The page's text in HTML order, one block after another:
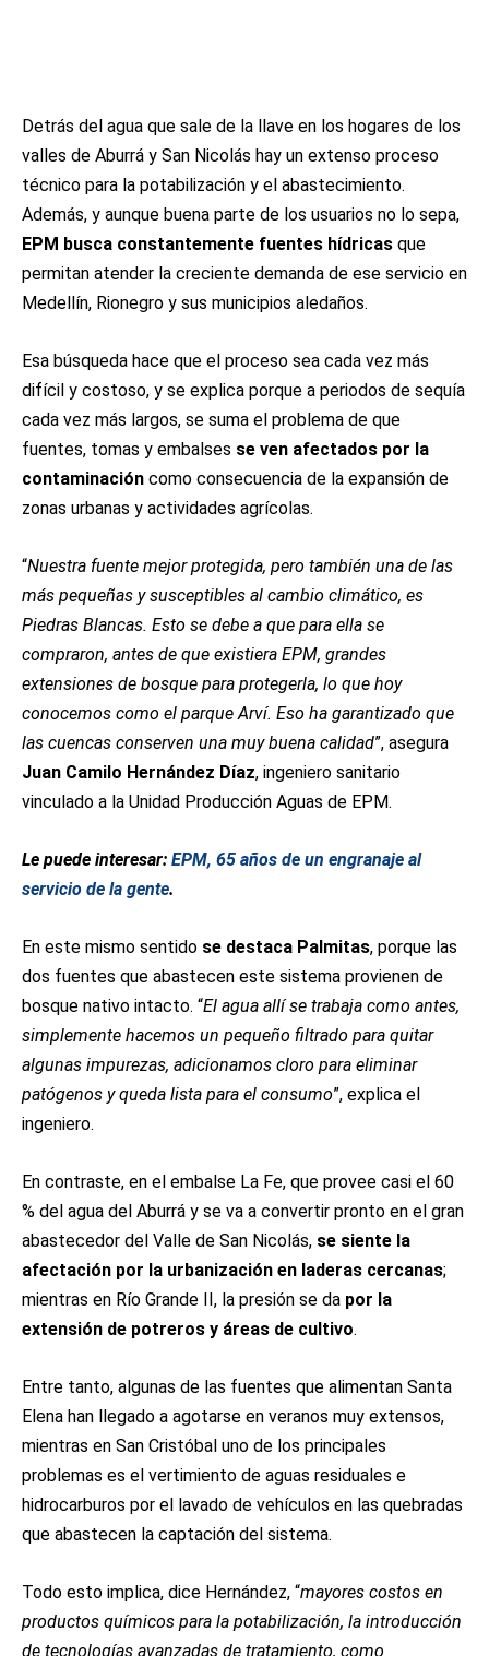
Detrás del agua que sale de la llave en los hogares de los
valles de Aburrá y San Nicolás hay un extenso proceso
técnico para la potabilización y el abastecimiento.
Además, y aunque buena parte de los usuarios no lo sepa,
EPM busca constantemente fuentes hídricas que
permitan atender la creciente demanda de ese servicio en
Medellín, Rionegro y sus municipios aledaños.
Esa búsqueda hace que el proceso sea cada vez más
difícil y costoso, y se explica porque a periodos de sequía
cada vez más largos, se suma el problema de que
fuentes, tomas y embalses se ven afectados por la
contaminación como consecuencia de la expansión de
zonas urbanas y actividades agrícolas.
“Nuestra fuente mejor protegida, pero también una de las
más pequeñas y susceptibles al cambio climático, es
Piedras Blancas. Esto se debe a que para ella se
compraron, antes de que existiera EPM, grandes
extensiones de bosque para protegerla, lo que hoy
conocemos como el parque Arví. Eso ha garantizado que
las cuencas conserven una muy buena calidad”, asegura
Juan Camilo Hernández Díaz, ingeniero sanitario
vinculado a la Unidad Producción Aguas de EPM.
Le puede interesar: EPM, 65 años de un engranaje al
servicio de la gente.
En este mismo sentido se destaca Palmitas, porque las
dos fuentes que abastecen este sistema provienen de
bosque nativo intacto. “El agua allí se trabaja como antes,
simplemente hacemos un pequeño filtrado para quitar
algunas impurezas, adicionamos cloro para eliminar
patógenos y queda lista para el consumo”, explica el
ingeniero.
En contraste, en el embalse La Fe, que provee casi el 60
% del agua del Aburrá y se va a convertir pronto en el gran
abastecedor del Valle de San Nicolás, se siente la
afectación por la urbanización en laderas cercanas;
mientras en Río Grande II, la presión se da por la
extensión de potreros y áreas de cultivo.
Entre tanto, algunas de las fuentes que alimentan Santa
Elena han llegado a agotarse en veranos muy extensos,
mientras en San Cristóbal uno de los principales
problemas es el vertimiento de aguas residuales e
hidrocarburos por el lavado de vehículos en las quebradas
que abastecen la captación del sistema.
Todo esto implica, dice Hernández, “mayores costos en
productos químicos para la potabilización, la introducción
de tecnologías avanzadas de tratamiento, como